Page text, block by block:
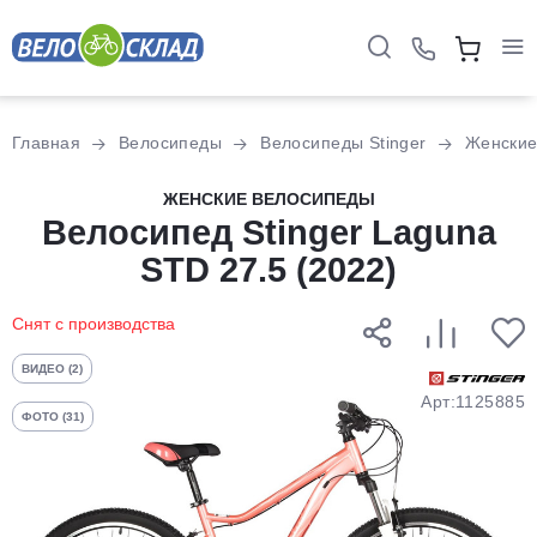
Главная Велосипеды Велосипеды Stinger Женские
ЖЕНСКИЕ ВЕЛОСИПЕДЫ
Велосипед Stinger Laguna
STD 27.5 (2022)
Снят с производства
ВИДЕО (2)
ФОТО (31)
Арт:1125885
Разбейте
оплатуна части
без переплат
График платежей